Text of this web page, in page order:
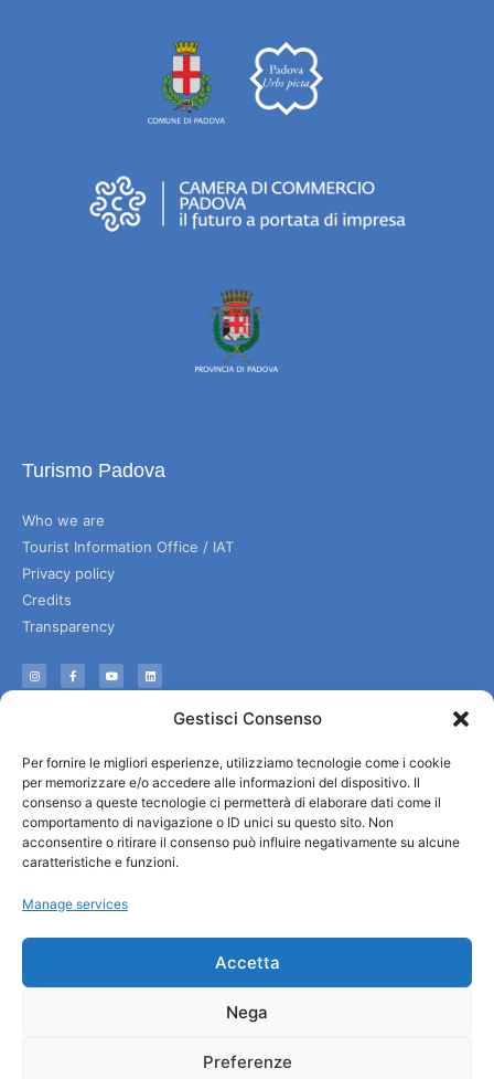
Gestisci Consenso
Per fornire le migliori esperienze, utilizziamo tecnologie come i cookie
per memorizzare e/o accedere alle informazioni del dispositivo. Il
consenso a queste tecnologie ci permetterà di elaborare dati come il
comportamento di navigazione o ID unici su questo sito. Non
acconsentire o ritirare il consenso può influire negativamente su alcune
caratteristiche e funzioni.
Manage services
Accetta
Nega
Preferenze
Turismo Padova
Who we are
Tourist Information Office / IAT
Privacy policy
Credits
Transparency
Useful services
Brochures
© All rights reserved